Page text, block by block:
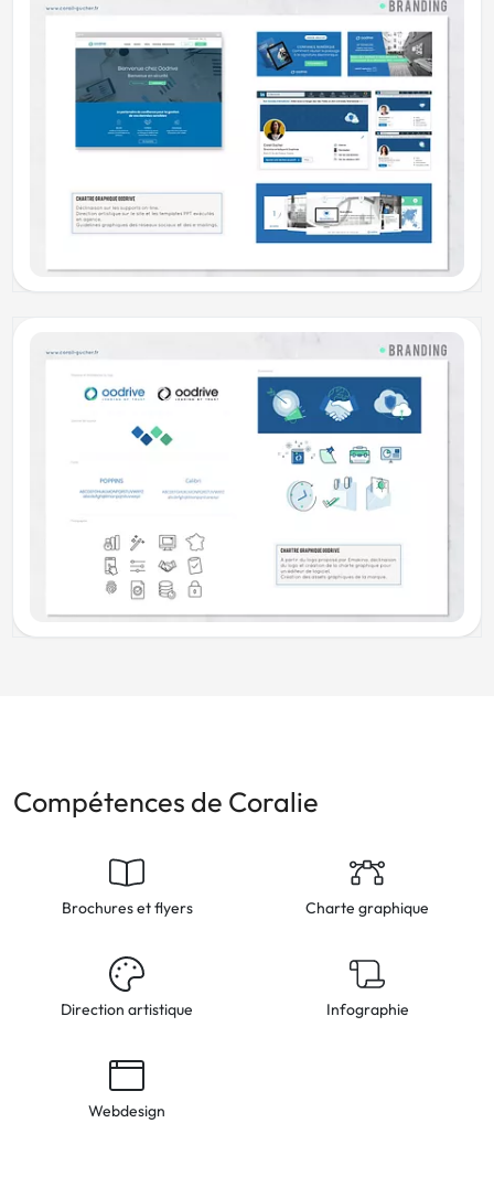
Compétences de Coralie
Brochures et flyers Charte graphique
Direction artistique Infographie
Webdesign